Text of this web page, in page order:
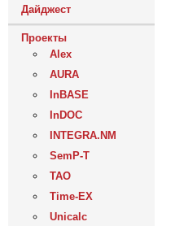
Дайджест
Проекты
Alex
AURA
InBASE
InDOC
INTEGRA.NM
SemP-T
ТАО
Time-EX
Unicalc